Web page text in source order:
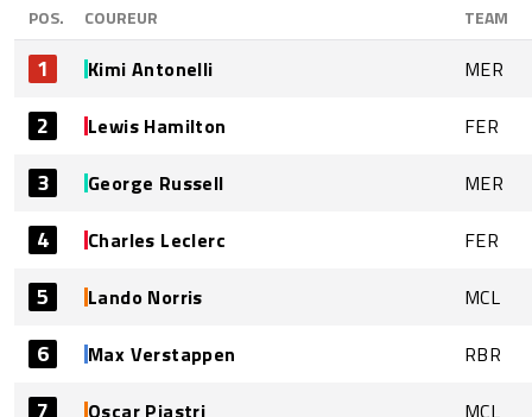
POS. COUREUR TEAM
1 Kimi Antonelli MER
2 Lewis Hamilton FER
3 George Russell MER
4 Charles Leclerc FER
5 Lando Norris MCL
6 Max Verstappen RBR
7 Oscar Piastri MCL